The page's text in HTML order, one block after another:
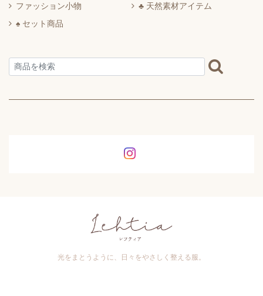
ファッション小物
♣ 天然素材アイテム
♠ セット商品
光をまとうように、日々をやさしく整える服。